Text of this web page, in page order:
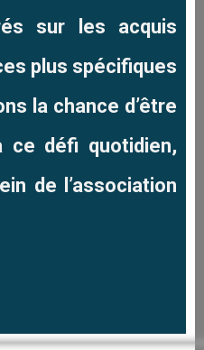
sur les acquis
plus spécifiques
la chance d’être
ce défi quotidien,
de l’association